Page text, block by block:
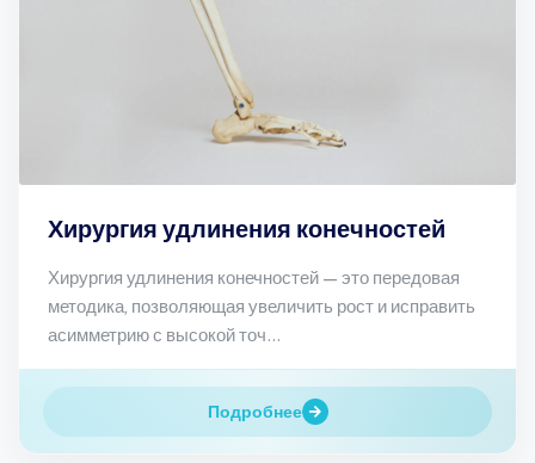
Хирургия удлинения конечностей
Хирургия удлинения конечностей — это передовая
методика, позволяющая увеличить рост и исправить
асимметрию с высокой точ...
Подробнее